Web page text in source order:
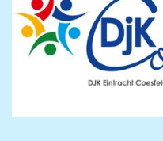
Tennisschule
Triathlon